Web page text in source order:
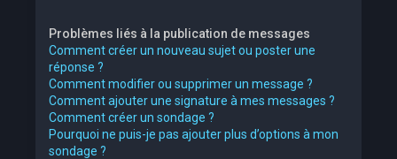
Problèmes liés à la publication de messages
Comment créer un nouveau sujet ou poster une
réponse ?
Comment modifier ou supprimer un message ?
Comment ajouter une signature à mes messages ?
Comment créer un sondage ?
Pourquoi ne puis-je pas ajouter plus d’options à mon
sondage ?